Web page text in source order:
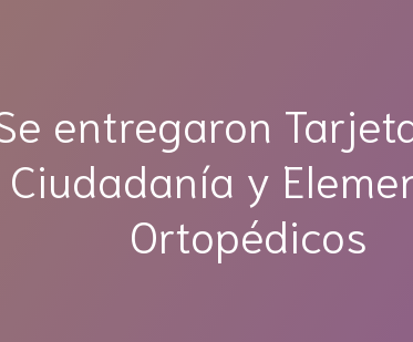
entregaron
Ciudadanía y
Ortopédicos